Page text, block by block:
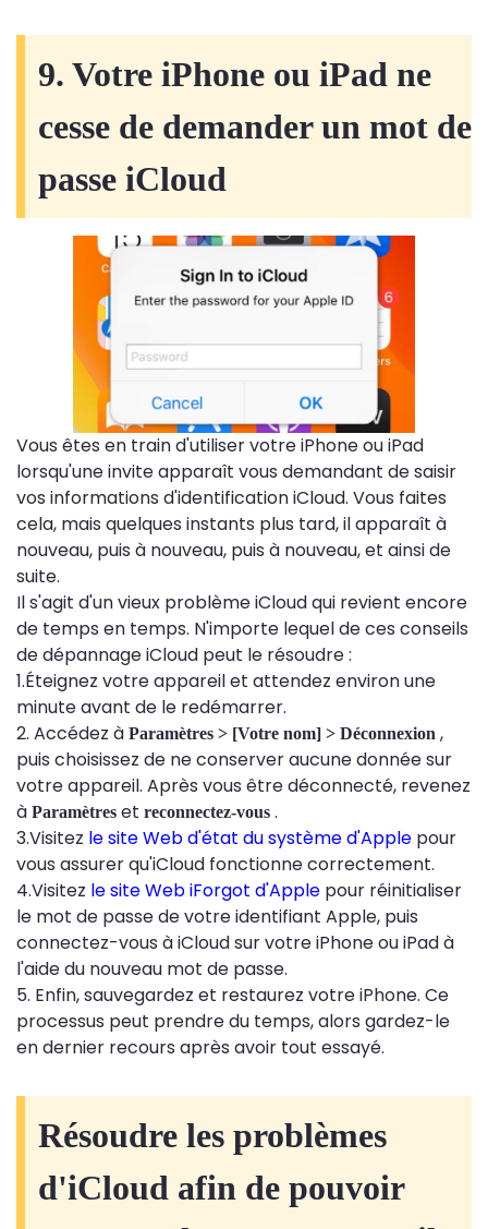
9. Votre iPhone ou iPad ne
cesse de demander un mot de
passe iCloud
Vous êtes en train d'utiliser votre iPhone ou iPad
lorsqu'une invite apparaît vous demandant de saisir
vos informations d'identification iCloud. Vous faites
cela, mais quelques instants plus tard, il apparaît à
nouveau, puis à nouveau, puis à nouveau, et ainsi de
suite.
Il s'agit d'un vieux problème iCloud qui revient encore
de temps en temps. N'importe lequel de ces conseils
de dépannage iCloud peut le résoudre :
1.Éteignez votre appareil et attendez environ une
minute avant de le redémarrer.
2. Accédez à Paramètres > [Votre nom] > Déconnexion ,
puis choisissez de ne conserver aucune donnée sur
votre appareil. Après vous être déconnecté, revenez
à Paramètres et reconnectez-vous .
3.Visitez le site Web d'état du système d'Apple pour
vous assurer qu'iCloud fonctionne correctement.
4.Visitez le site Web iForgot d'Apple pour réinitialiser
le mot de passe de votre identifiant Apple, puis
connectez-vous à iCloud sur votre iPhone ou iPad à
l'aide du nouveau mot de passe.
5. Enfin, sauvegardez et restaurez votre iPhone. Ce
processus peut prendre du temps, alors gardez-le
en dernier recours après avoir tout essayé.
Résoudre les problèmes
d'iCloud afin de pouvoir